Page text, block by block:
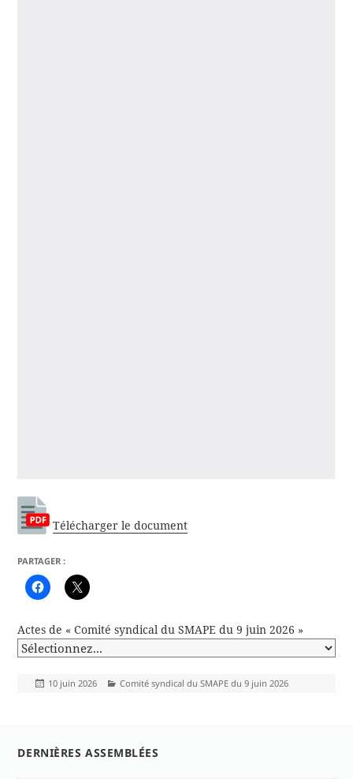
Télécharger le document
PARTAGER :
Actes de « Comité syndical du SMAPE du 9 juin 2026 »
Publié
10 juin 2026 Catégories
Comité syndical du SMAPE du 9 juin 2026
DERNIÈRES ASSEMBLÉES